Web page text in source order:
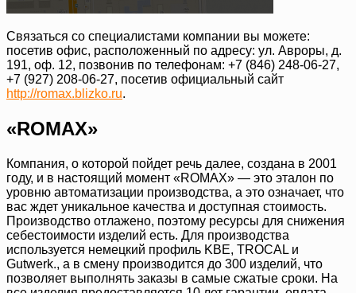
Связаться со специалистами компании вы можете:
посетив офис, расположенный по адресу: ул. Авроры, д.
191, оф. 12, позвонив по телефонам: +7 (846) 248-06-27,
+7 (927) 208-06-27, посетив официальный сайт
http://romax.blizko.ru.
«ROMAX»
Компания, о которой пойдет речь далее, создана в 2001
году, и в настоящий момент «ROMAX» — это эталон по
уровню автоматизации производства, а это означает, что
вас ждет уникальное качества и доступная стоимость.
Производство отлажено, поэтому ресурсы для снижения
себестоимости изделий есть. Для производства
используется немецкий профиль KBE, TROCAL и
Gutwerk., а в смену производится до 300 изделий, что
позволяет выполнять заказы в самые сжатые сроки. На